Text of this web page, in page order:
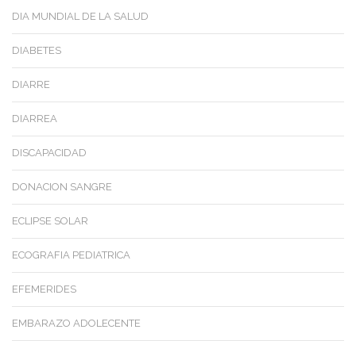
DIA MUNDIAL DE LA SALUD
DIABETES
DIARRE
DIARREA
DISCAPACIDAD
DONACION SANGRE
ECLIPSE SOLAR
ECOGRAFIA PEDIATRICA
EFEMERIDES
EMBARAZO ADOLECENTE